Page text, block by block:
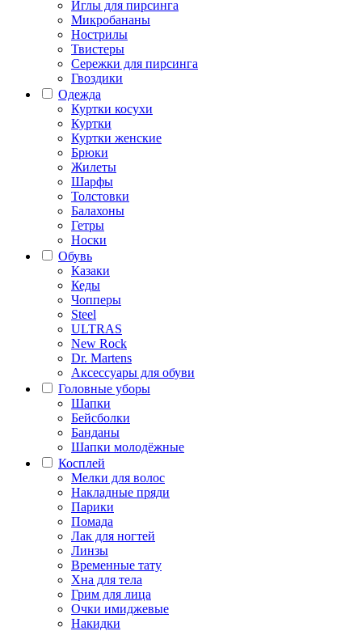
Иглы для пирсинга
Микробананы
Нострилы
Твистеры
Сережки для пирсинга
Гвоздики
Одежда
Куртки косухи
Куртки
Куртки женские
Брюки
Жилеты
Шарфы
Толстовки
Балахоны
Гетры
Носки
Обувь
Казаки
Кеды
Чопперы
Steel
ULTRAS
New Rock
Dr. Martens
Аксессуары для обуви
Головные уборы
Шапки
Бейсболки
Банданы
Шапки молодёжные
Косплей
Мелки для волос
Накладные пряди
Парики
Помада
Лак для ногтей
Линзы
Временные тату
Хна для тела
Грим для лица
Очки имиджевые
Накидки